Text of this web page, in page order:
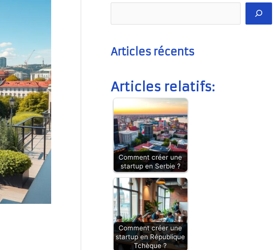
Articles récents
Articles relatifs:
Comment créer une
startup en Serbie ?
Comment créer une
startup en République
Tchèque ?